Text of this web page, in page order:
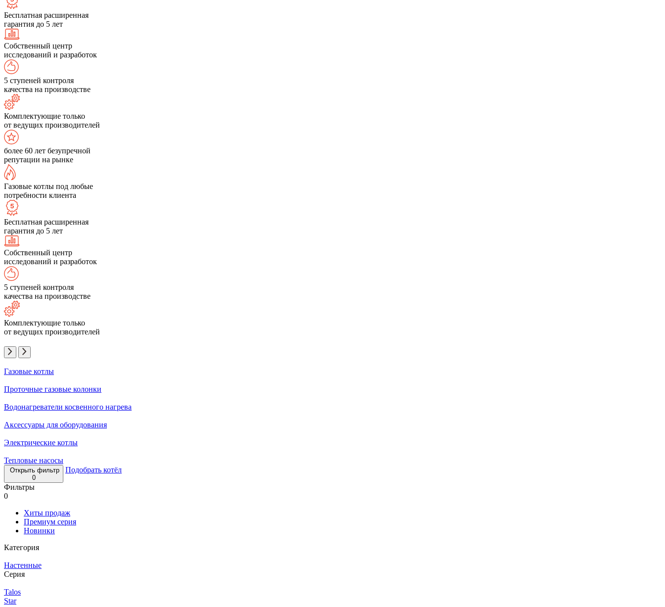
Бесплатная расширенная
гарантия до 5 лет
Собственный центр
исследований и разработок
5 ступеней контроля
качества на производстве
Комплектующие только
от ведущих производителей
более 60 лет безупречной
репутации на рынке
Газовые котлы под любые
потребности клиента
Бесплатная расширенная
гарантия до 5 лет
Собственный центр
исследований и разработок
5 ступеней контроля
качества на производстве
Комплектующие только
от ведущих производителей
Газовые котлы
Проточные газовые колонки
Водонагреватели косвенного нагрева
Аксессуары для оборудования
Электрические котлы
Тепловые насосы
Открыть фильтр
0
Подобрать котёл
Фильтры
0
Хиты продаж
Премиум серия
Новинки
Категория
Настенные
Серия
Talos
Star